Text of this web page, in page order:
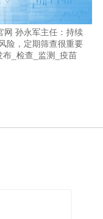
网 孙永军主任：持续
险，定期筛查很重要
_检查_监测_疫苗